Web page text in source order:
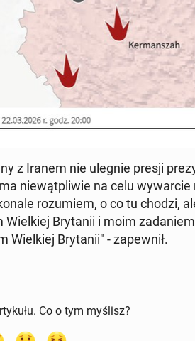
z Iranem nie ulegnie presji
nie­wąt­pli­wie na celu
ro­zu­miem, o co tu chodzi,
Bry­ta­nii i moim
Wiel­kiej Bry­ta­nii" - za­pew­nił.
Co o tym myślisz?